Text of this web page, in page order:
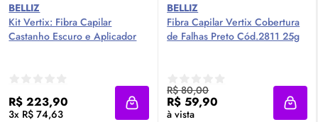
BELLIZ
Kit Vertix: Fibra Capilar
Castanho Escuro e Aplicador
R$ 223,90
3x R$ 74,63 Adicionar à sacola
BELLIZ
Fibra Capilar Vertix Cobertura
de Falhas Preto Cód.2811 25g
R$ 80,00
R$ 59,90
à vista